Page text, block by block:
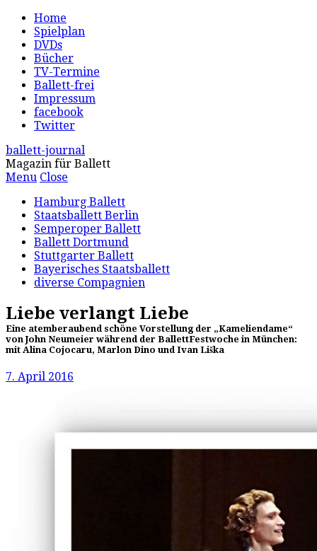
Home
Spielplan
DVDs
Bücher
TV-Termine
Ballett-frei
Impressum
facebook
Twitter
ballett-journal
Magazin für Ballett
Menu Close
Hamburg Ballett
Staatsballett Berlin
Semperoper Ballett
Ballett Dortmund
Stuttgarter Ballett
Bayerisches Staatsballett
diverse Compagnien
Liebe verlangt Liebe
Eine atemberaubend schöne Vorstellung der „Kameliendame“
von John Neumeier während der BallettFestwoche in München:
mit Alina Cojocaru, Marlon Dino und Ivan Liška
7. April 2016